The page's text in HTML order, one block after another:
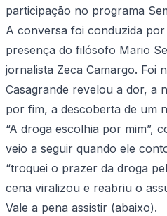
participação no programa
A conversa foi conduzida por
presença do filósofo Mario
jornalista Zeca Camargo. Foi
Casagrande revelou a dor, a
por fim, a descoberta de um
“A droga escolhia por mim”,
veio a seguir quando ele
“troquei o prazer da droga
cena viralizou e reabriu o
Vale a pena assistir (abaixo).